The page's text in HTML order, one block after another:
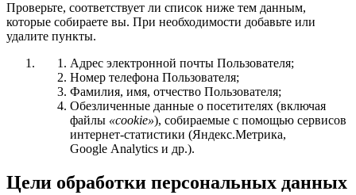
Проверьте, соответствует ли список ниже тем данным,
которые собираете вы. При необходимости добавьте или
удалите пункты.
Адрес электронной почты Пользователя;
Номер телефона Пользователя;
Фамилия, имя, отчество Пользователя;
Обезличенные данные о посетителях (включая
файлы «cookie»), собираемые с помощью сервисов
интернет-статистики (Яндекс.Метрика,
Google Analytics и др.).
Цели обработки персональных данных